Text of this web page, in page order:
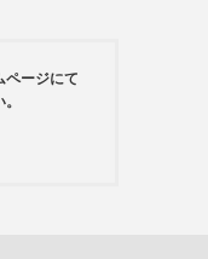
ページにて